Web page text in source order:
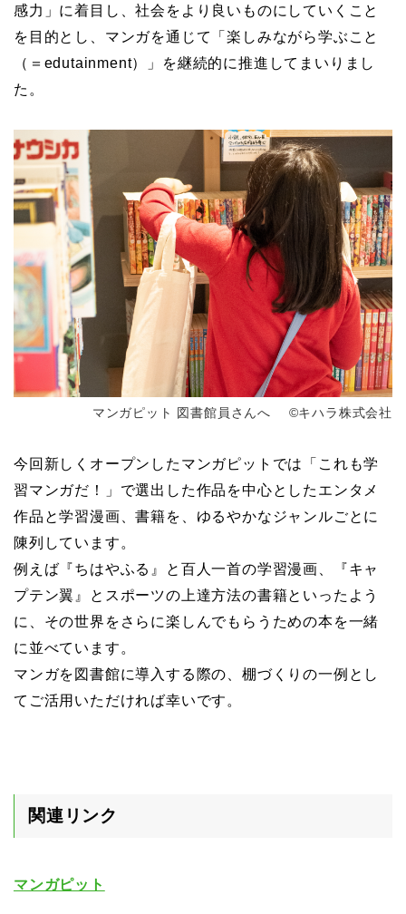
感力」に着目し、社会をより良いものにしていくこと
を目的とし、マンガを通じて「楽しみながら学ぶこと
（＝edutainment）」を継続的に推進してまいりまし
た。
マンガピット 図書館員さんへ ©キハラ株式会社
今回新しくオープンしたマンガピットでは「これも学
習マンガだ！」で選出した作品を中心としたエンタメ
作品と学習漫画、書籍を、ゆるやかなジャンルごとに
陳列しています。
例えば『ちはやふる』と百人一首の学習漫画、『キャ
プテン翼』とスポーツの上達方法の書籍といったよう
に、その世界をさらに楽しんでもらうための本を一緒
に並べています。
マンガを図書館に導入する際の、棚づくりの一例とし
てご活用いただければ幸いです。
関連リンク
マンガピット